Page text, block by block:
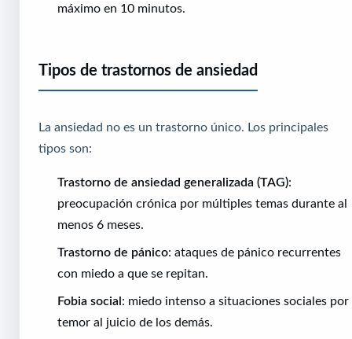
máximo en 10 minutos.
Tipos de trastornos de ansiedad
La ansiedad no es un trastorno único. Los principales
tipos son:
Trastorno de ansiedad generalizada (TAG):
preocupación crónica por múltiples temas durante al
menos 6 meses.
Trastorno de pánico: ataques de pánico recurrentes
con miedo a que se repitan.
Fobia social: miedo intenso a situaciones sociales por
temor al juicio de los demás.